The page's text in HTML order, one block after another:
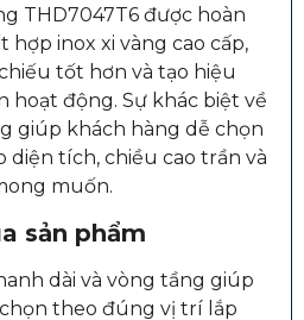
THD7047T6 được hoàn
inox xi vàng cao cấp,
tốt hơn và tạo hiệu
hoạt động. Sự khác biệt về
giúp khách hàng dễ chọn
tích, chiều cao trần và
muốn.
sản phẩm
dài và vòng tầng giúp
theo đúng vị trí lắp